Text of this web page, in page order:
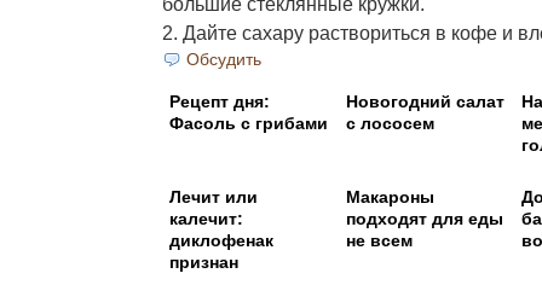
2. Дайте сахару раствориться в кофе и
Обсудить
Рецепт дня:
Фасоль с грибами
Новогодний салат
с лососем
Лечит или
калечит:
диклофенак
признан
Макароны
подходят для еды
не всем